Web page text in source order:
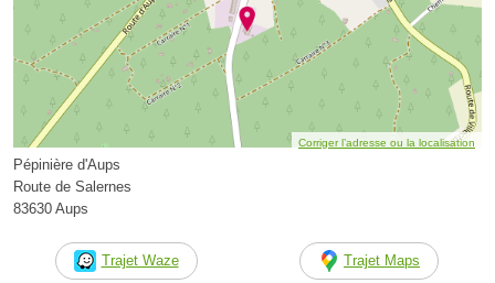
Corriger l’adresse ou la localisation
Pépinière d'Aups
Route de Salernes
83630 Aups
Trajet Waze Trajet Maps